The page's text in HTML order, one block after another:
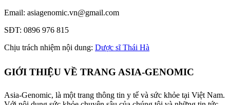
Email: asiagenomic.vn@gmail.com
SĐT: 0896 976 815
Chịu trách nhiệm nội dung: Dược sĩ Thái Hà
GIỚI THIỆU VỀ TRANG ASIA-GENOMIC
Asia-Genomic, là một trang thông tin y tế và sức khỏe tại Việt Nam.